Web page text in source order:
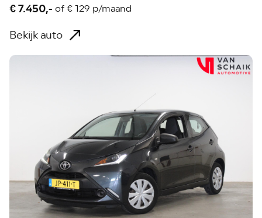
€ 7.450,- of€ 129 p/maand
Bekijk auto